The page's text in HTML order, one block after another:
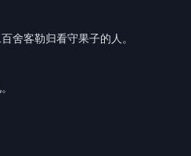
舍客勒归看守果子的人。